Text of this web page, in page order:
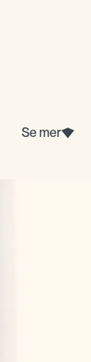
Se mer